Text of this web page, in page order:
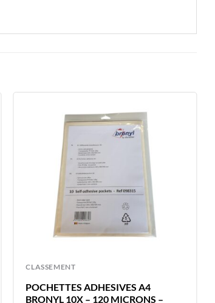
CLASSEMENT
POCHETTES ADHESIVES A4
BRONYL 10X – 120 MICRONS –